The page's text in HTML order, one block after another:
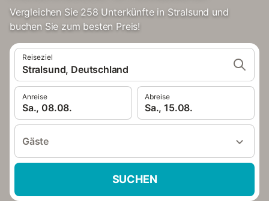
Vergleichen Sie 258 Unterkünfte in Stralsund und
buchen Sie zum besten Preis!
Reiseziel
Stralsund, Deutschland
Anreise
Sa., 08.08.
Abreise
Sa., 15.08.
Gäste
SUCHEN